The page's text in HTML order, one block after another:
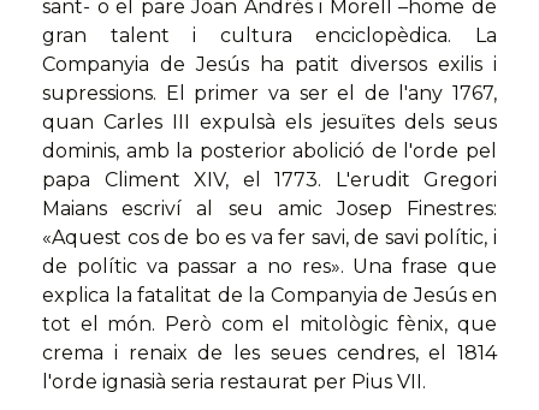
sant- o el pare Joan Andrés i Morell –home de
gran talent i cultura enciclopèdica. La
Companyia de Jesús ha patit diversos exilis i
supressions. El primer va ser el de l'any 1767,
quan Carles III expulsà els jesuïtes dels seus
dominis, amb la posterior abolició de l'orde pel
papa Climent XIV, el 1773. L'erudit Gregori
Maians escriví al seu amic Josep Finestres:
«Aquest cos de bo es va fer savi, de savi polític, i
de polític va passar a no res». Una frase que
explica la fatalitat de la Companyia de Jesús en
tot el món. Però com el mitològic fènix, que
crema i renaix de les seues cendres, el 1814
l'orde ignasià seria restaurat per Pius VII.